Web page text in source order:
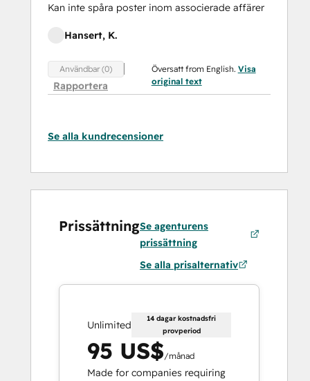
Kan inte spåra poster inom associerade affärer
Hansert, K.
Användbar (0)
Rapportera
Översatt from English. Visa
original text
Se alla kundrecensioner
PrissättningSe agenturens
prissättning
Se alla prisalternativ
Unlimited
14 dagar kostnadsfri
provperiod
95 US$/månad
Made for companies requiring